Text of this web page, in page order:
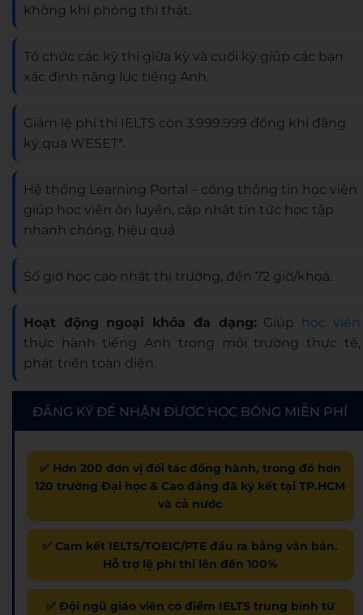
không khí phòng thi thật.
Tổ chức các kỳ thi giữa kỳ và cuối kỳ giúp các bạn
xác định năng lực tiếng Anh.
Giảm lệ phí thi IELTS còn 3.999.999 đồng khi đăng
ký qua WESET*.
Hệ thống Learning Portal – cổng thông tin học viên
giúp học viện ôn luyện, cập nhật tin tức học tập
nhanh chóng, hiệu quả.
Số giờ học cao nhất thị trường, đến 72 giờ/khoá.
Hoạt động ngoại khóa đa dạng:Giúp
học viên
thực hành tiếng Anh trong môi trường thực tế,
phát triển toàn diện.
ĐĂNG KÝ ĐỂ NHẬN ĐƯỢC HỌC BỔNG MIỄN PHÍ
✅ Hơn 200 đơn vị đối tác đồng hành, trong đó hơn
120 trường Đại học & Cao đẳng đã ký kết tại TP.HCM
và cả nước
✅ Cam kết IELTS/TOEIC/PTE đầu ra bằng văn bản.
Hỗ trợ lệ phí thi lên đến 100%
✅ Đội ngũ giáo viên có điểm IELTS trung bình từ